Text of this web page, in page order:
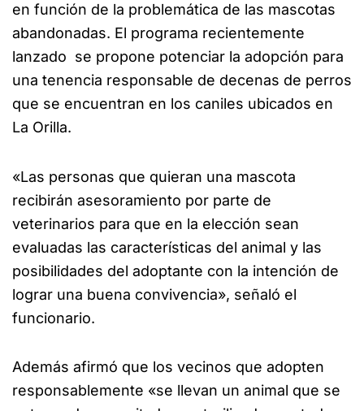
en función de la problemática de las mascotas
abandonadas. El programa recientemente
lanzado se propone potenciar la adopción para
una tenencia responsable de decenas de perros
que se encuentran en los caniles ubicados en
La Orilla.
«Las personas que quieran una mascota
recibirán asesoramiento por parte de
veterinarios para que en la elección sean
evaluadas las características del animal y las
posibilidades del adoptante con la intención de
lograr una buena convivencia», señaló el
funcionario.
Además afirmó que los vecinos que adopten
responsablemente «se llevan un animal que se